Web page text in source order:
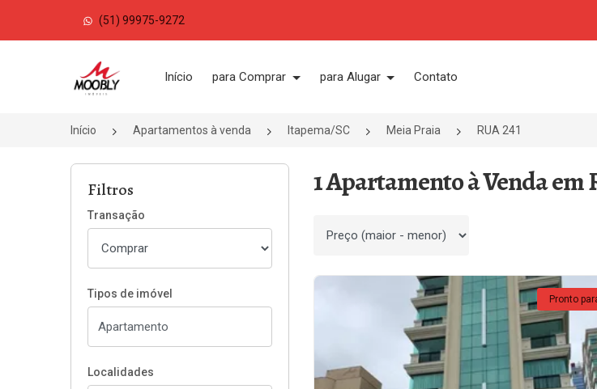
(51) 99975-9272
Página inicial
Início para Comprar para Alugar Contato
Início Apartamentos à venda Itapema/SC Meia Praia RUA 241
Filtros
Transação
Tipos de imóvel
Localidades
1 Apartamento à Venda em
Ordenar por
Pronto